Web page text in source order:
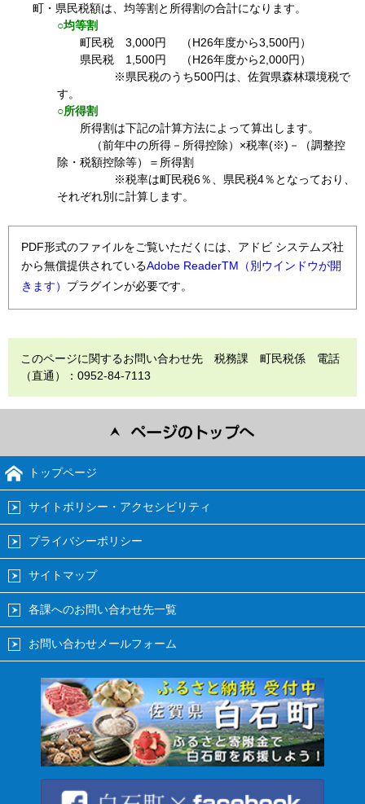
町・県民税額は、均等割と所得割の合計になります。
○均等割
町民税 3,000円 （H26年度から3,500円）
県民税 1,500円 （H26年度から2,000円）
※県民税のうち500円は、佐賀県森林環境税で
す。
○所得割
所得割は下記の計算方法によって算出します。
（前年中の所得－所得控除）×税率(※)－（調整控
除・税額控除等）＝所得割
※税率は町民税6％、県民税4％となっており、
それぞれ別に計算します。
PDF形式のファイルをご覧いただくには、アドビ システムズ社
から無償提供されているAdobe ReaderTM（別ウインドウが開
きます） プラグインが必要です。
このページに関するお問い合わせ先 税務課 町民税係 電話
（直通）：0952-84-7113
トップページ
サイトポリシー・アクセシビリティ
プライバシーポリシー
サイトマップ
各課へのお問い合わせ先一覧
お問い合わせメールフォーム